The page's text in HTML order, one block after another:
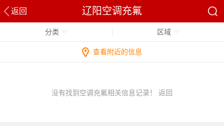
返回 辽阳空调充氟
分类 区域
查看附近的信息
没有找到空调充氟相关信息记录！ 返回